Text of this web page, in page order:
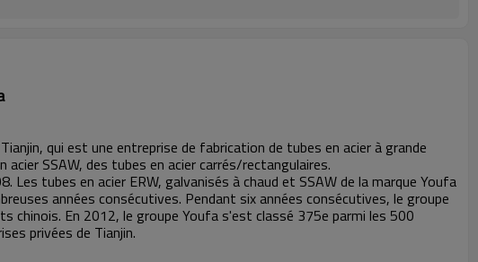
qui est une entreprise de fabrication de tubes en acier à grande
SSAW, des tubes en acier carrés/rectangulaires.
Les tubes en acier ERW, galvanisés à chaud et SSAW de la marque Youfa
années consécutives. Pendant six années consécutives, le groupe
chinois. En 2012, le groupe Youfa s'est classé 375e parmi les 500
privées de Tianjin.